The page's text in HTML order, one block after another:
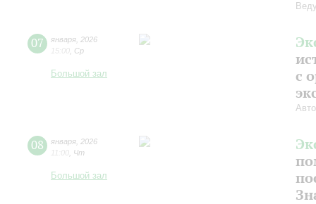
07 января 2026
15:00 Ср
Большой зал
с
08 января 2026
11:00 Чт
Большой зал